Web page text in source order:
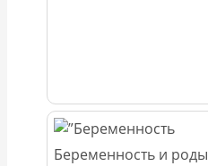
Беременность и роды